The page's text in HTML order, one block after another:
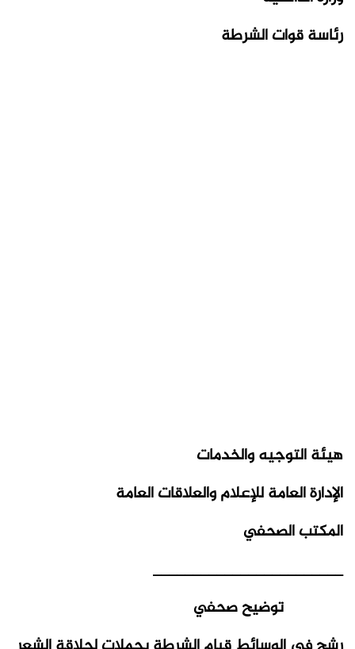
رئاسة قوات الشرطة
هيئة التوجيه والخدمات
الإدارة العامة للإعلام والعلاقات العامة
المكتب الصحفي
________________________
توضيح صحفي